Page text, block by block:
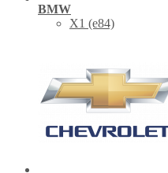
BMW
X1 (е84)